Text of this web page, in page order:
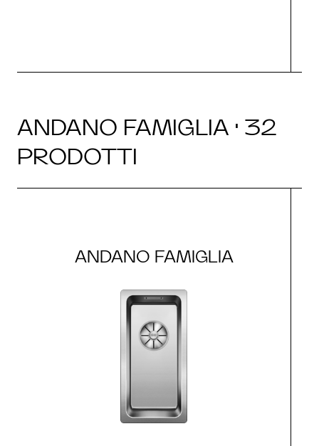
ANDANO FAMIGLIA · 32
PRODOTTI
ANDANO FAMIGLIA